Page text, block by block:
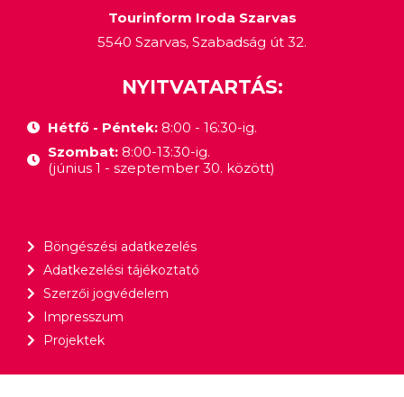
Tourinform Iroda Szarvas
5540 Szarvas, Szabadság út 32.
NYITVATARTÁS:
Hétfő - Péntek:8:00 - 16:30-ig.
Szombat: 8:00-13:30-ig.
(június 1 - szeptember 30. között)
Böngészési adatkezelés
Adatkezelési tájékoztató
Szerzői jogvédelem
Impresszum
Projektek